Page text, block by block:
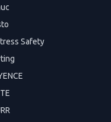
Safety